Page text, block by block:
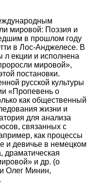
мировой: Поэзия и
в прошлом году
в Лос-Анджелесе. В
л екции и исполнена
мировой»,
постановки.
русской культуры
«Пропевень о
как общественный
жизни и
для анализа
связанных с
как процессы
и девичье в немецком
драматическая
и др. (о
Олег Минин,